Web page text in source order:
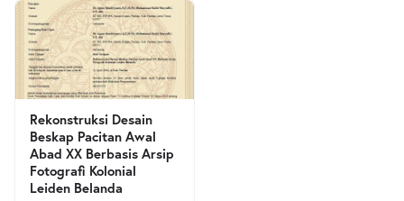
Rekonstruksi Desain
Beskap Pacitan Awal
Abad XX Berbasis Arsip
Fotografi Kolonial
Leiden Belanda